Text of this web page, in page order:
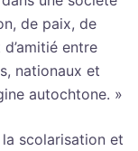
de paix, de
entre
nationaux et
autochtone. »
scolarisation et